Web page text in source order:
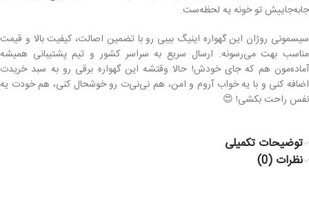
جابه‌جاییش تو خونه یه لحظه‌ست.
سیسمونی روژان این گهواره اینیگ بیبی رو با تضمین اصالت، کیفیت بالا و قیمت
مناسب بهت می‌رسونه. ارسال سریع به سراسر کشور و تیم پشتیبانی همیشه
آماده‌مون هم که جای خودش! حالا وقتشه این گهواره برقی رو به سبد خریدت
اضافه کنی و با یه خواب آروم و امن، هم نی‌نی‌ت رو خوشحال کنی، هم خودت یه
نفس راحت بکشی! 😍
توضیحات تکمیلی
نظرات (0)